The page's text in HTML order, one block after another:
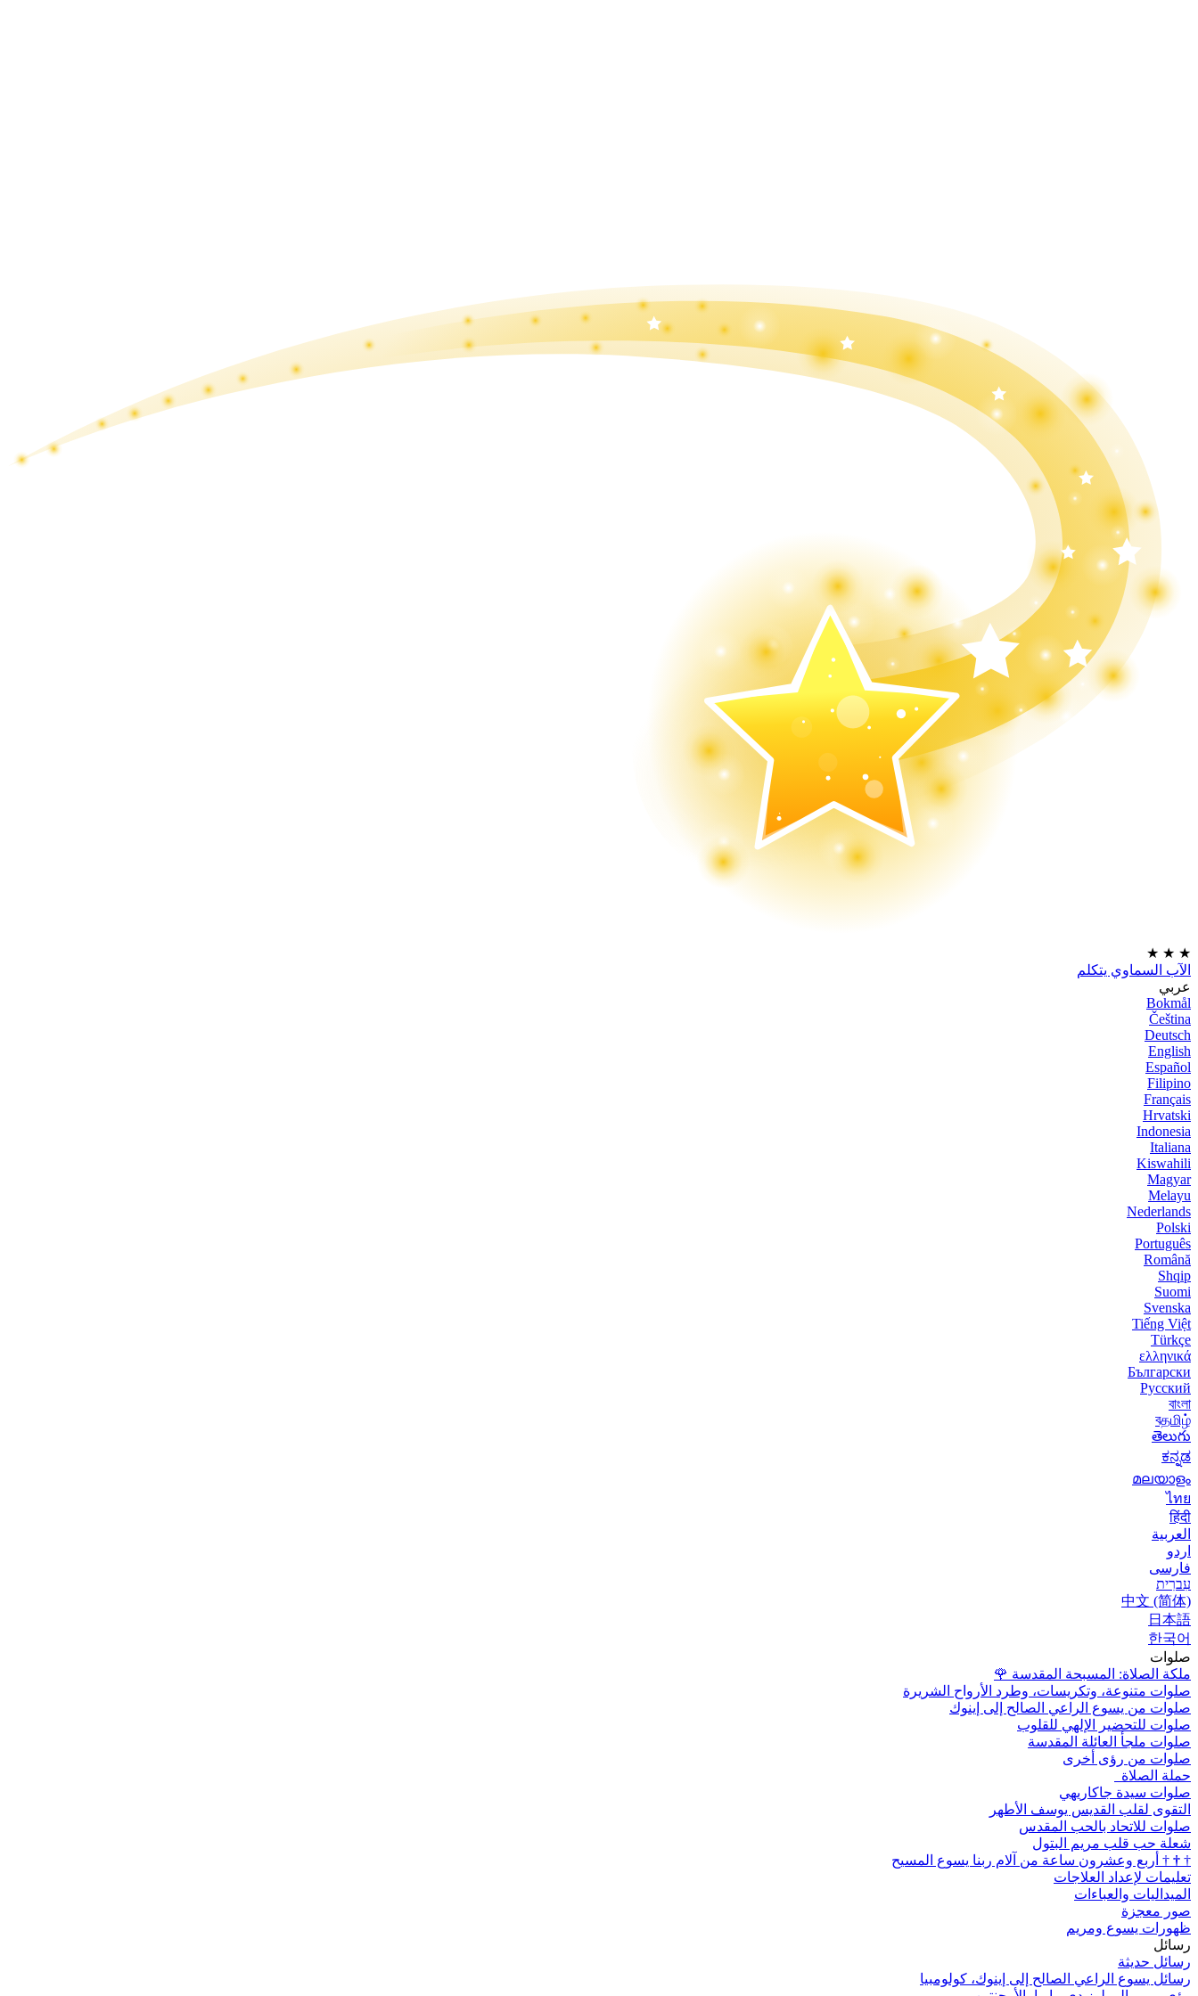
★
★
★
الآب السماوي يتكلم
عربي
Bokmål
Čeština
Deutsch
English
Español
Filipino
Français
Hrvatski
Indonesia
Italiana
Kiswahili
Magyar
Melayu
Nederlands
Polski
Português
Română
Shqip
Suomi
Svenska
Tiếng Việt
Türkçe
ελληνικά
Български
Русский
বাংলা
বதமிழ்
తెలుగు
ಕನ್ನಡ
മലയാളം
ไทย
हिंदी
العربية
اردو
فارسی
עִברִית
中文 (简体)
日本語
한국어
صلوات
ملكة الصلاة: المسبحة المقدسة 🌹
صلوات متنوعة، وتكريسات، وطرد الأرواح الشريرة
صلوات من يسوع الراعي الصالح إلى إينوك
صلوات للتحضير الإلهي للقلوب
صلوات ملجأ العائلة المقدسة
صلوات من رؤى أخرى
حملة الصلاة
صلوات سيدة جاكاريهي
التقوى لقلب القديس يوسف الأطهر
صلوات للاتحاد بالحب المقدس
شعلة حب قلب مريم البتول
†
†
† أربع وعشرون ساعة من آلام ربنا يسوع المسيح
تعليمات لإعداد العلاجات
الميداليات والعباءات
صور معجزة
ظهورات يسوع ومريم
رسائل
رسائل حديثة
رسائل يسوع الراعي الصالح إلى إينوك، كولومبيا